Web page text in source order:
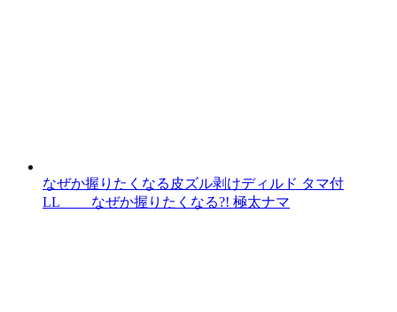
なぜか握りたくなる皮ズル剥けディルド タマ付
LL なぜか握りたくなる?! 極太ナマ